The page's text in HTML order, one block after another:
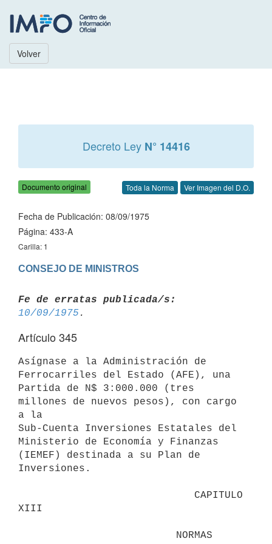
Volver
Decreto Ley N° 14416
Documento original Toda la Norma Ver Imagen del D.O.
Fecha de Publicación: 08/09/1975
Página: 433-A
Carilla: 1
CONSEJO DE MINISTROS
Fe de erratas publicada/s:
10/09/1975
Artículo 345
Asígnase a la Administración de
Ferrocarriles del Estado (AFE), una
Partida de N$ 3:000.000 (tres
millones de nuevos pesos), con cargo
a la
Sub-Cuenta Inversiones Estatales del
Ministerio de Economía y Finanzas
(IEMEF) destinada a su Plan de
Inversiones.
XIII